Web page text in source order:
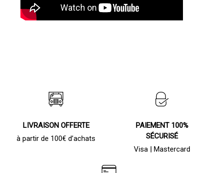
LIVRAISON OFFERTE
à partir de 100€ d’achats
PAIEMENT 100%
SÉCURISÉ
Visa | Mastercard